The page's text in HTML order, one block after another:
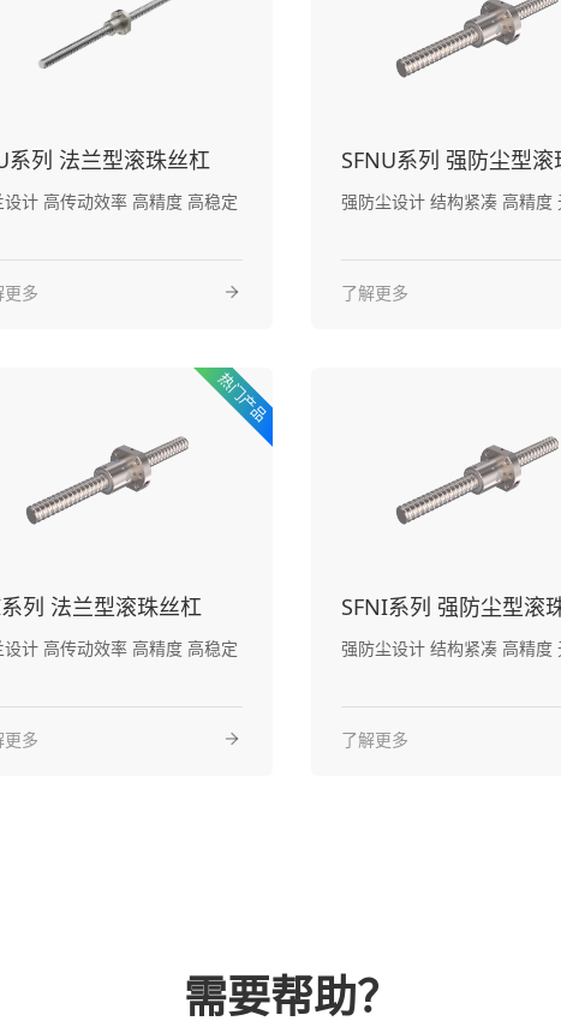
系列 法兰型滚珠丝杠
率 高精度 高稳定
更多 了解更多
列 法兰型滚珠丝杠
率 高精度 高稳定
更多
SFNI系列 强防尘型滚
了解更多
需要帮助？